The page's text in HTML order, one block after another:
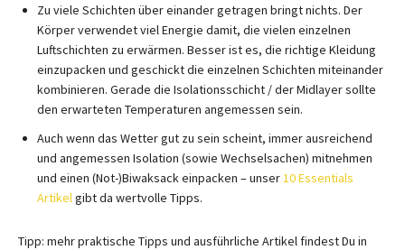
Zu viele Schichten über einander getragen bringt nichts. Der
Körper verwendet viel Energie damit, die vielen einzelnen
Luftschichten zu erwärmen. Besser ist es, die richtige Kleidung
einzupacken und geschickt die einzelnen Schichten miteinander
kombinieren. Gerade die Isolationsschicht / der Midlayer sollte
den erwarteten Temperaturen angemessen sein.
Auch wenn das Wetter gut zu sein scheint, immer ausreichend
und angemessen Isolation (sowie Wechselsachen) mitnehmen
und einen (Not-)Biwaksack einpacken – unser10 Essentials
Artikelgibt da wertvolle Tipps.
Tipp: mehr praktische Tipps und ausführliche Artikel findest Du in